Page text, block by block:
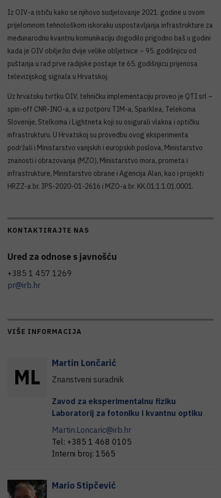
Iz OIV-a ističu kako se njihovo sudjelovanje 2021. godine u ovom
prijelomnom tehnološkom iskoraku uspostavljanja infrastrukture za
međunarodnu kvantnu komunikaciju dogodilo prigodno baš u godini
kada je OIV obilježio dvije velike obljetnice – 95. godišnjicu od
puštanja u rad prve radijske postaje te 65. godišnjicu prijenosa
televizijskog signala u Hrvatskoj.
Uz hrvatsku tvrtku OIV, tehničku implementaciju proveo je QTI srl –
spin-off CNR-INO-a, a uz potporu TIM-a, Sparklea, Telekoma
Slovenije, Stelkoma i Lightneta koji su osigurali vlakna i optičku
infrastrukturu. U Hrvatskoj su provedbu ovog eksperimenta
podržali i Ministarstvo vanjskih i europskih poslova, Ministarstvo
znanosti i obrazovanja (MZO), Ministarstvo mora, prometa i
infrastrukture, Ministarstvo obrane i Agencija Alan, kao i projekti
HRZZ-a br. IPS-2020-01-2616 i MZO-a br. KK.01.1.1.01.0001.
KONTAKTIRAJTE NAS
Ured za odnose s javnošću
+385 1 457 1269
pr@irb.hr
VIŠE INFORMACIJA
ML
Martin Lončarić
Znanstveni suradnik
Zavod za eksperimentalnu fiziku
Laboratorij za fotoniku i kvantnu optiku
Martin.Loncaric@irb.hr
Tel: +385 1 468 0105
Interni broj: 1565
Mario Stipčević